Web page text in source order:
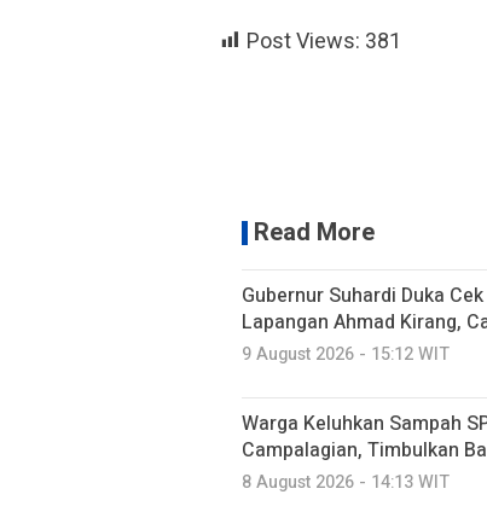
Post Views: 381
Read More
Gubernur Suhardi Duka
Lapangan Ahmad Kirang,
9 August 2026 - 15:12 WIT
Warga Keluhkan Sampah
Campalagian, Timbulkan
8 August 2026 - 14:13 WIT